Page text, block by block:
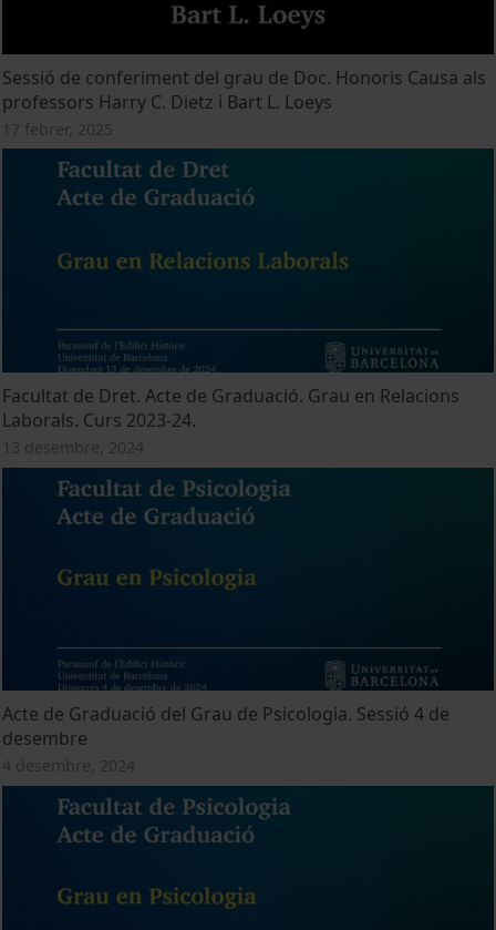
Sessió de conferiment del grau de Doc. Honoris Causa als
professors Harry C. Dietz i Bart L. Loeys
17 febrer, 2025
Facultat de Dret. Acte de Graduació. Grau en Relacions
Laborals. Curs 2023-24.
13 desembre, 2024
Acte de Graduació del Grau de Psicologia. Sessió 4 de
desembre
4 desembre, 2024